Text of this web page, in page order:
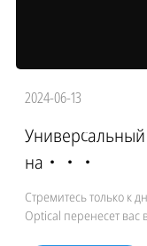
2024-06-13
на···
Стремитесь только к
Optical перенесет вас